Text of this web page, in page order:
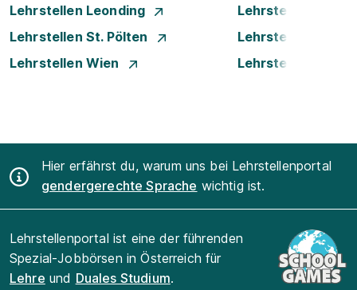
Lehrstellen Leonding
Lehrstellen Linz
Lehrstellen St. Pölten
Lehrstellen Steyr
Lehrstellen Wien
Lehrstellen
Hier erfährst du, warum uns bei Lehrstellenportal
gendergerechte Sprache wichtig ist.
Lehrstellenportal ist eine der führenden
Spezial-Jobbörsen in Österreich für
Lehre und Duales Studium.